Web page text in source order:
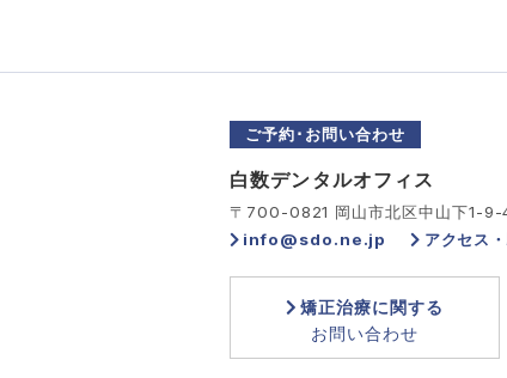
ご予約･お問い合わせ
白数デンタルオフィス
〒700-0821 岡山市北区中山下1-9-
info@sdo.ne.jp
アクセス
矯正治療に関する
お問い合わせ